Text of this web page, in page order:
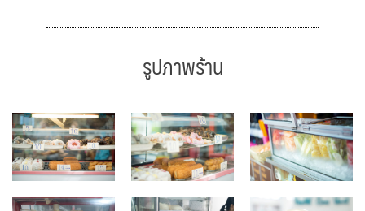
รูปภาพร้าน